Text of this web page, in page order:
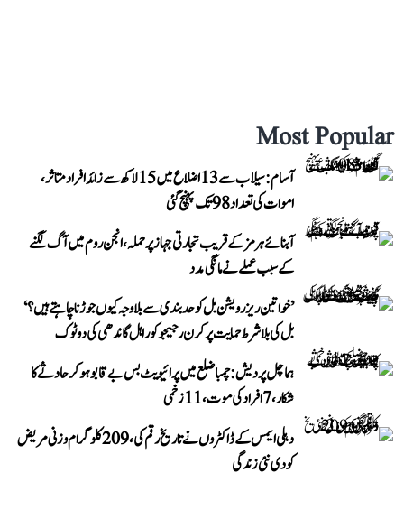
Most Popular
آسام: سیلاب سے 13 اضلاع میں 15 لاکھ سے زائد افراد متاثر،
اموات کی تعداد 98 تک پہنچ گئی
آبنائے ہرمز کے قریب تجارتی جہاز پر حملہ، انجن روم میں آگ لگنے
کے سبب عملے نے مانگی مدد
’خواتین ریزرویشن بل کو حدبندی سے بلا وجہ کیوں جوڑنا چاہتے ہیں؟‘
بل کی بلا شرط حمایت پر کرن رجیجو کو راہل گاندھی کی دوٹوک
ہماچل پردیش: چمبا ضلع میں پرائیویٹ بس بے قابو ہوکر حادثے کا
شکار، 7 افراد کی موت، 11 زخمی
دہلی ایمس کے ڈاکٹروں نے تاریخ رقم کی، 209 کلوگرام وزنی مریض
کو دی نئی زندگی